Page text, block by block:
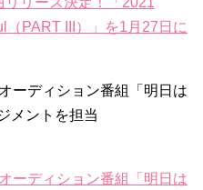
弁護人」第1回特別公開！
キスまとめ
We (여전히 우리는)
九尾狐外伝 制作発表会
PART III）」を1月27日に
ーディション番組「明日は
メントを担当
ーディション番組「明日は